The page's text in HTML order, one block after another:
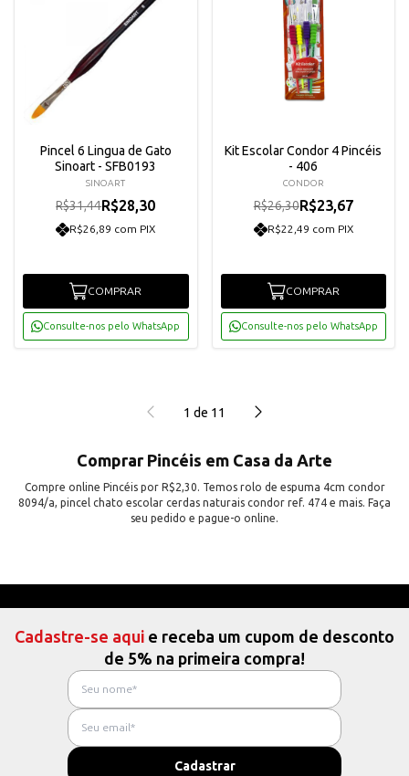
Pincel 6 Lingua de Gato
Sinoart - SFB0193
SINOART
R$31,44R$28,30
R$26,89 com PIX
COMPRAR
Consulte-nos pelo WhatsApp
Kit Escolar Condor 4 Pincéis
- 406
CONDOR
R$26,30R$23,67
R$22,49 com PIX
COMPRAR
Consulte-nos pelo WhatsApp
1 de 11
Comprar Pincéis em Casa da Arte
Compre online Pincéis por R$2,30. Temos rolo de espuma 4cm condor
8094/a, pincel chato escolar cerdas naturais condor ref. 474 e mais. Faça
seu pedido e pague-o online.
Cadastre-se aqui e receba um cupom de desconto
de 5% na primeira compra!